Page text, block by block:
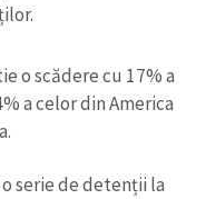
o scădere cu 17% a
a celor din America
serie de detenții la